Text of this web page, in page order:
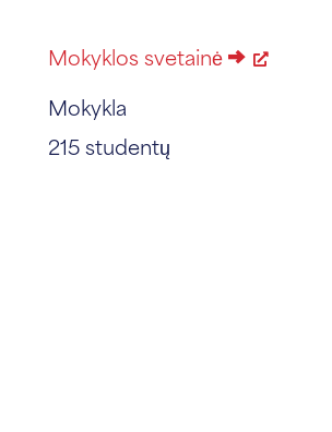
Mokyklos svetainė
Mokykla
215 studentų